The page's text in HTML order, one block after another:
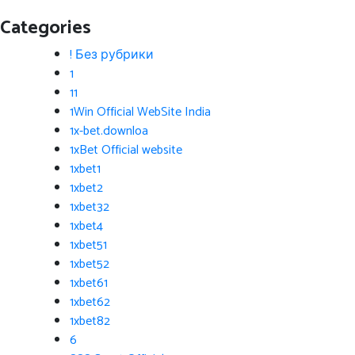
Categories
! Без рубрики
1
11
1Win Official WebSite India
1x-bet.downloa
1xBet Official website
1xbet1
1xbet2
1xbet32
1xbet4
1xbet51
1xbet52
1xbet61
1xbet62
1xbet82
6